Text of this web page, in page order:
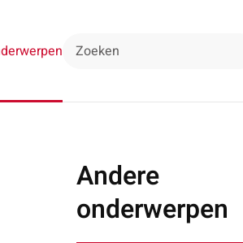
Andere
onderwerpen